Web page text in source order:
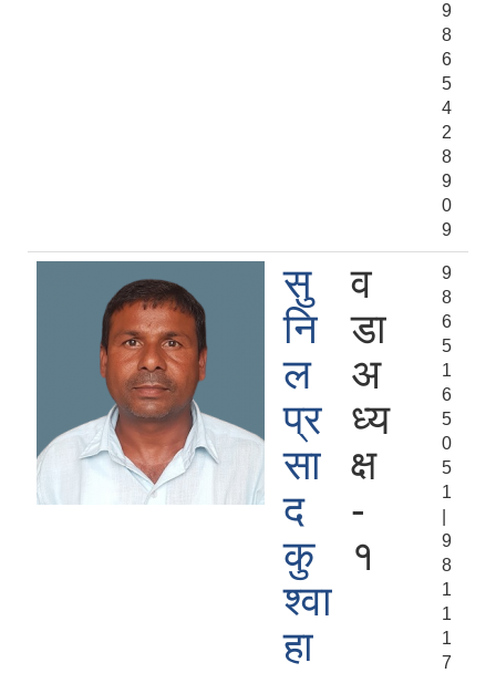
9
8
6
5
4
2
8
9
0
9
सु
नि
ल
प्र
सा
द
कु
श्‍वा
हा
व
डा
अ
ध्य
क्ष
-
१
9
8
6
5
1
6
5
0
5
1
9
8
1
1
1
7